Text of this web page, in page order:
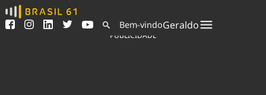
Ver todas as notícias
Podcasts
Indicadores
Bem-vindoGeraldo
PUBLICIDADE